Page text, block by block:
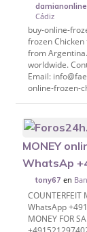
damianonline
Cádiz
buy-online-
frozen Chicken
from
worldwide.
Email:
online-frozen-
MONEY
WhatsAp
tony67 en
COUNTERFEIT
WhatsApp
MONEY FOR